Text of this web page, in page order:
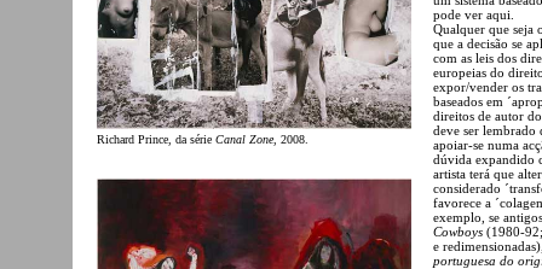
Richard Prince, da série Canal Zone, 2008.
pode ver aqui.
Qualquer que seja
que a decisão se
com as leis dos
europeias do
expor/vender os
baseados em
direitos de autor
deve ser lembrado
apoiar-se numa
dúvida expandido
artista terá que
considerado
favorece a
exemplo, se
Cowboys (1980-
e
portuguesa do